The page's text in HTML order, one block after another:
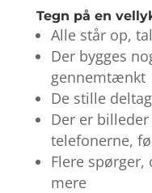
Tegn på en
Alle står op,
Der bygges
gennemtænkt
De stille
Der er
telefonerne,
Flere
mere